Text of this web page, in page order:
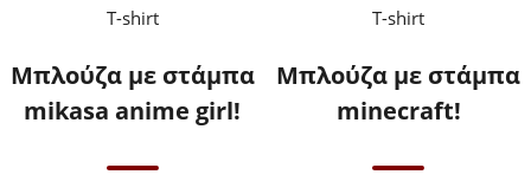
T-shirt
Μπλούζα με στάμπα
mikasa anime girl!
T-shirt
Μπλούζα με στάμπα
minecraft!